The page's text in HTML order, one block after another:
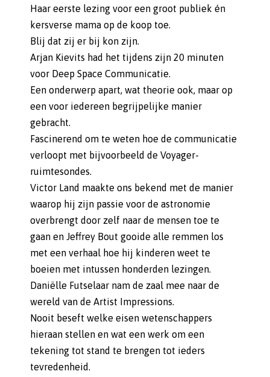
Haar eerste lezing voor een groot publiek én
kersverse mama op de koop toe.
Blij dat zij er bij kon zijn.
Arjan Kievits had het tijdens zijn 20 minuten
voor Deep Space Communicatie.
Een onderwerp apart, wat theorie ook, maar op
een voor iedereen begrijpelijke manier
gebracht.
Fascinerend om te weten hoe de communicatie
verloopt met bijvoorbeeld de Voyager-
ruimtesondes.
Victor Land maakte ons bekend met de manier
waarop hij zijn passie voor de astronomie
overbrengt door zelf naar de mensen toe te
gaan en Jeffrey Bout gooide alle remmen los
met een verhaal hoe hij kinderen weet te
boeien met intussen honderden lezingen.
Daniëlle Futselaar nam de zaal mee naar de
wereld van de Artist Impressions.
Nooit beseft welke eisen wetenschappers
hieraan stellen en wat een werk om een
tekening tot stand te brengen tot ieders
tevredenheid.